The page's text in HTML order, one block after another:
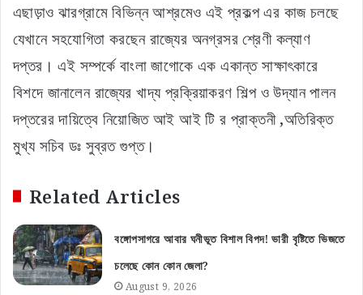
এছাড়াও ঝারগ্রামে বিভিন্ন আশ্রমেও এই প্রকল্প এর কাজ চলছে
যেখানে সহযোগিতা করছেন রাজ্যের অনগ্রসর শ্রেণী কল্যাণ
দপ্তর। এই সম্পর্কে বাংলা জাগোকে এক একান্ত সাক্ষাৎকারে
বিশদে জানালেন রাজ্যের খাদ্য প্রক্রিয়াকরণ শিল্প ও উদ্যান পালন
দপ্তরের দায়িত্বে নিয়োজিত আই আই টি র প্রাক্তনী ,অতিরিক্ত
মুখ্য সচিব ডঃ সুব্রত গুপ্ত।
Related Articles
বঙ্গোপসাগরে আবার ঘনীভূত বিশাল বিপদ! ভারী বৃষ্টিতে ভিজতে
চলেছে কোন কোন জেলা?
August 9, 2026